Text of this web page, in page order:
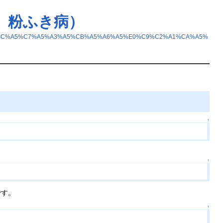
ふき病）
↑
↑
。
↑